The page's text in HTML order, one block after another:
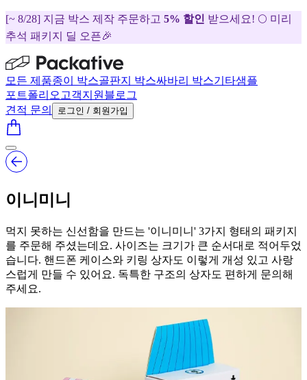
[~ 8/28] 지금 박스 제작 주문하고 5% 할인 받으세요! 🌕 미리
추석 패키지 딜 오픈🎉
모든 제품종이 박스골판지 박스싸바리 박스기타샘플
포트폴리오 고객지원 블로그
견적 문의
로그인 / 회원가입
이니미니
먹지 못하는 신선함을 만드는 '이니미니' 3가지 형태의 패키지
를 주문해 주셨는데요. 사이즈는 크기가 큰 순서대로 적어두었
습니다. 핸드폰 케이스와 키링 상자도 이렇게 개성 있고 사랑
스럽게 만들 수 있어요. 독특한 구조의 상자도 편하게 문의해
주세요.